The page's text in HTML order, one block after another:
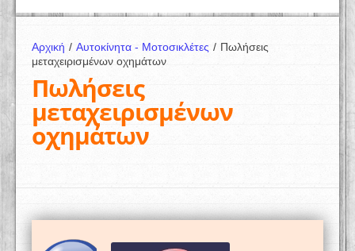
Αρχική / Αυτοκίνητα - Μοτοσικλέτες / Πωλήσεις
μεταχειρισμένων οχημάτων
Πωλήσεις
μεταχειρισμένων
οχημάτων